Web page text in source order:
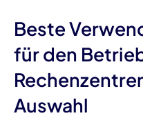
Beste
für den
Auswahl